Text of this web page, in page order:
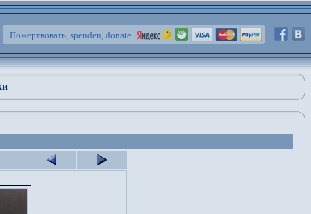
Пожертвовать, spenden, donate